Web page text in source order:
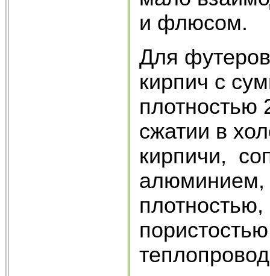
и флюсом.
Для
кирпич с
плотностью
сжатии в
кирпичи,
алюминием,